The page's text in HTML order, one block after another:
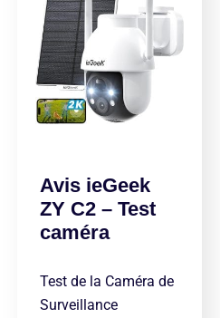
Avis ieGeek
ZY C2 – Test
caméra
Test de la Caméra de
Surveillance